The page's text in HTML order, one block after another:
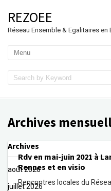
REZOEE
Réseau Ensemble & Egalitaires en
Archives
Archives
août 2026
juillet 2026
Rdv en mai-juin 2021 à
Rennes et en visio
Rencontres locales du